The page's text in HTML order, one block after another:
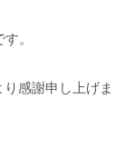
。
感謝申し上げま